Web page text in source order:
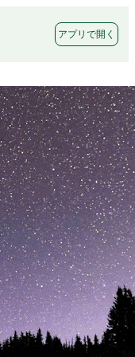
アプリで開く